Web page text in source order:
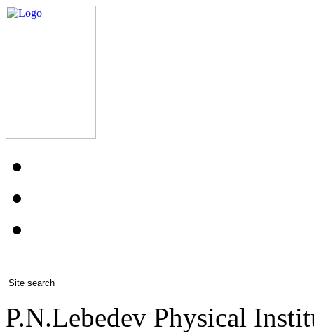
P.N.Lebedev Physical